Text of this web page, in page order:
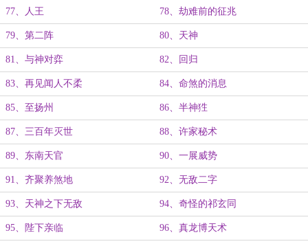
77、人王 78、劫难前的征兆
79、第二阵 80、天神
81、与神对弈 82、回归
83、再见闻人不柔 84、命煞的消息
85、至扬州 86、半神狌
87、三百年灭世 88、许家秘术
89、东南天官 90、一展威势
91、齐聚养煞地 92、无敌二字
93、天神之下无敌 94、奇怪的祁玄同
95、陛下亲临 96、真龙博天术